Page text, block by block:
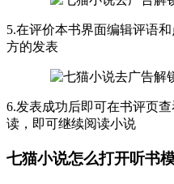
5.在评价本书界面编辑评语
方的发表
6.发表成功后即可在书评页
读，即可继续阅读小说
七猫小说怎么打开听书